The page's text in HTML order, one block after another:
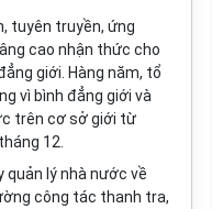
tuyên truyền, ứng
cao nhận thức cho
giới. Hàng năm, tổ
vì bình đẳng giới và
trên cơ sở giới từ
12.
quản lý nhà nước về
công tác thanh tra,